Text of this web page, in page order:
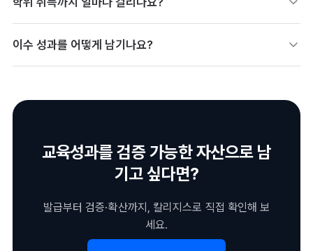
격·경력이 학점으로 인정되면 기간을 단축할 수 있습니다.
이수 성과를 어떻게 남기나요?
교육성과를 검증 가능한 자산으로 남
기고 싶다면?
발급부터 검증·확산까지, 칼리지스로 직접 확인해 보
세요.